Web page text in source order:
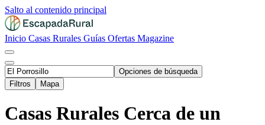
Salto al contenido principal
Inicio Casas Rurales Guías Ofertas Magazine
Opciones de búsqueda
Filtros
Mapa
Casas Rurales Cerca de un